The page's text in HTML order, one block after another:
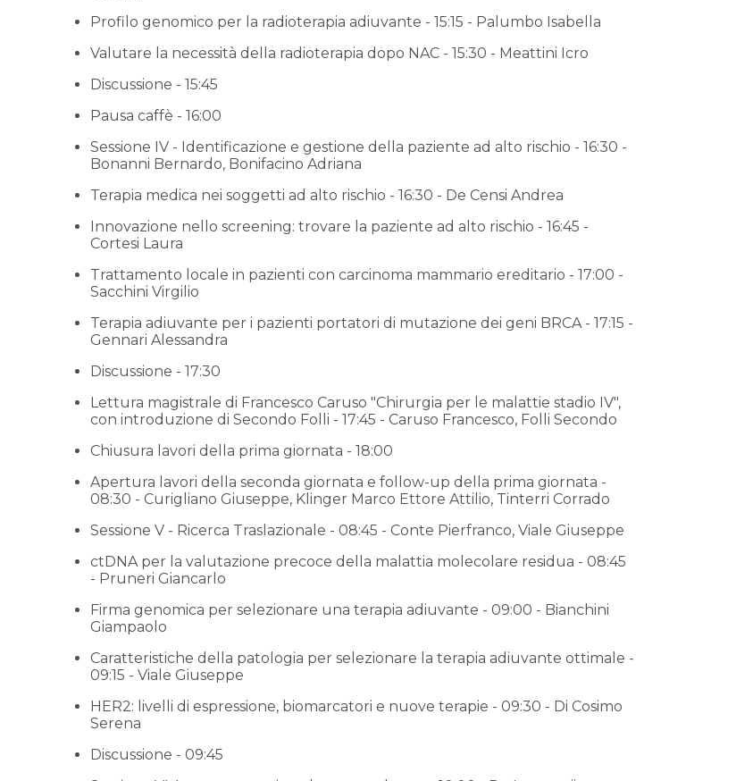
Profilo genomico per la radioterapia adiuvante - 15:15 - Palumbo Isabella
Valutare la necessità della radioterapia dopo NAC - 15:30 - Meattini Icro
Discussione - 15:45
Pausa caffè - 16:00
Sessione IV - Identificazione e gestione della paziente ad alto rischio - 16:30 -
Bonanni Bernardo, Bonifacino Adriana
Terapia medica nei soggetti ad alto rischio - 16:30 - De Censi Andrea
Innovazione nello screening: trovare la paziente ad alto rischio - 16:45 -
Cortesi Laura
Trattamento locale in pazienti con carcinoma mammario ereditario - 17:00 -
Sacchini Virgilio
Terapia adiuvante per i pazienti portatori di mutazione dei geni BRCA - 17:15 -
Gennari Alessandra
Discussione - 17:30
Lettura magistrale di Francesco Caruso "Chirurgia per le malattie stadio IV",
con introduzione di Secondo Folli - 17:45 - Caruso Francesco, Folli Secondo
Chiusura lavori della prima giornata - 18:00
Apertura lavori della seconda giornata e follow-up della prima giornata -
08:30 - Curigliano Giuseppe, Klinger Marco Ettore Attilio, Tinterri Corrado
Sessione V - Ricerca Traslazionale - 08:45 - Conte Pierfranco, Viale Giuseppe
ctDNA per la valutazione precoce della malattia molecolare residua - 08:45
- Pruneri Giancarlo
Firma genomica per selezionare una terapia adiuvante - 09:00 - Bianchini
Giampaolo
Caratteristiche della patologia per selezionare la terapia adiuvante ottimale -
09:15 - Viale Giuseppe
HER2: livelli di espressione, biomarcatori e nuove terapie - 09:30 - Di Cosimo
Serena
Discussione - 09:45